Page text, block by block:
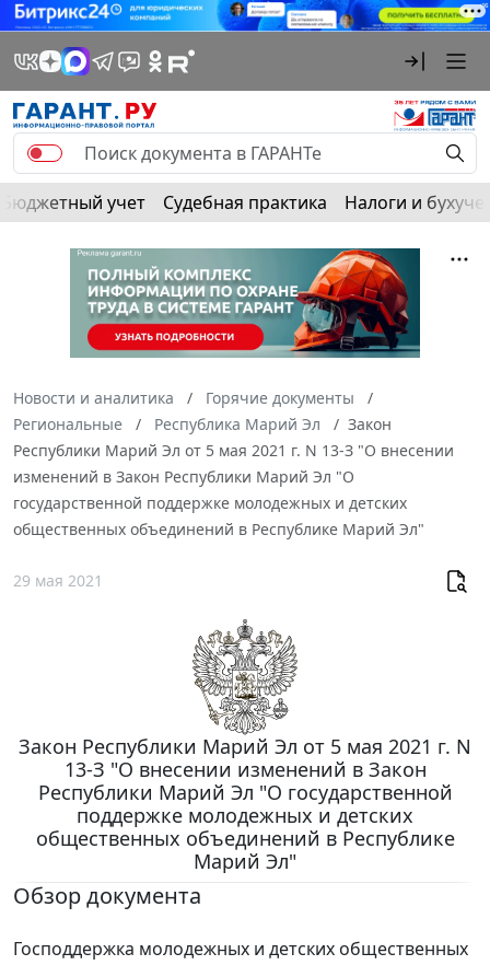
Бюджетный учет Судебная практика Налоги и
Новости и аналитика
Горячие документы
Региональные
Республика Марий Эл
Закон
Республики Марий Эл от 5 мая 2021 г. N 13-З "О внесении
изменений в Закон Республики Марий Эл "О
государственной поддержке молодежных и детских
общественных объединений в Республике Марий Эл"
29 мая 2021
Закон Республики Марий Эл от 5 мая 2021 г. N
13-З "О внесении изменений в Закон
Республики Марий Эл "О государственной
поддержке молодежных и детских
общественных объединений в Республике
Марий Эл"
Обзор документа
Господдержка молодежных и детских общественных